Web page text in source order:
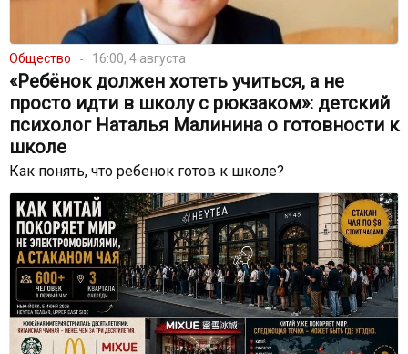
Общество 16:00, 4 августа
«Ребёнок должен хотеть учиться, а не
просто идти в школу с рюкзаком»: детский
психолог Наталья Малинина о готовности к
школе
Как понять, что ребенок готов к школе?